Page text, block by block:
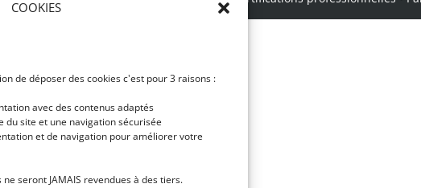
COOKIES
de déposer des cookies c'est pour 3 raisons :
avec des contenus adaptés
site et une navigation sécurisée
et de navigation pour améliorer votre
seront JAMAIS revendues à des tiers.